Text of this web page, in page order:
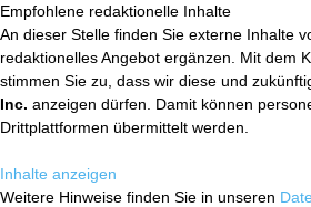
Empfohlene redaktionelle Inhalte
An dieser Stelle finden Sie externe Inhalte
redaktionelles Angebot ergänzen. Mit dem
stimmen Sie zu, dass wir diese und
Inc. anzeigen dürfen. Damit können
Drittplattformen übermittelt werden.
Inhalte anzeigen
Weitere Hinweise finden Sie in unseren